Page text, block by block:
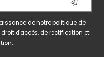
de notrepolitique de
d'accès, de rectification et